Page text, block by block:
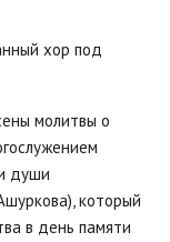
хор под
молитвы о
души
который
в день памяти